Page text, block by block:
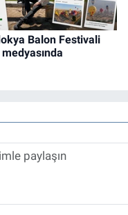
Balon Festivali